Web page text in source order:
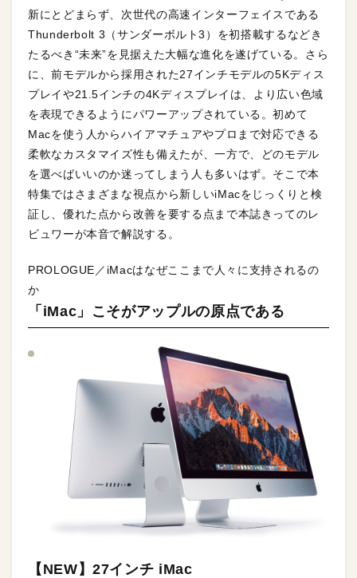
新にとどまらず、次世代の高速インターフェイスである
Thunderbolt 3（サンダーボルト3）を初搭載するなどき
たるべき“未来”を見据えた大幅な進化を遂げている。さら
に、前モデルから採用された27インチモデルの5Kディス
プレイや21.5インチの4Kディスプレイは、より広い色域
を表現できるようにパワーアップされている。初めて
Macを使う人からハイアマチュアやプロまで対応できる
柔軟なカスタマイズ性も備えたが、一方で、どのモデル
を選べばいいのか迷ってしまう人も多いはず。そこで本
特集ではさまざまな視点から新しいiMacをじっくりと検
証し、優れた点から改善を要する点まで本誌きってのレ
ビュワーが本音で解説する。
PROLOGUE／iMacはなぜここまで人々に支持されるの
か
「iMac」こそがアップルの原点である
【NEW】27インチ iMac